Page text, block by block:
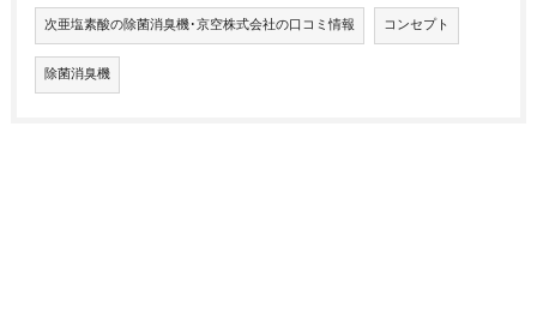
次亜塩素酸の除菌消臭機･京空株式会社の口コミ情報 コンセプト
除菌消臭機